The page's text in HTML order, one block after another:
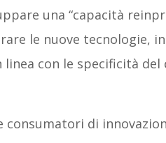
una “capacità
le nuove tecnologie,
con le specificità del
consumatori di